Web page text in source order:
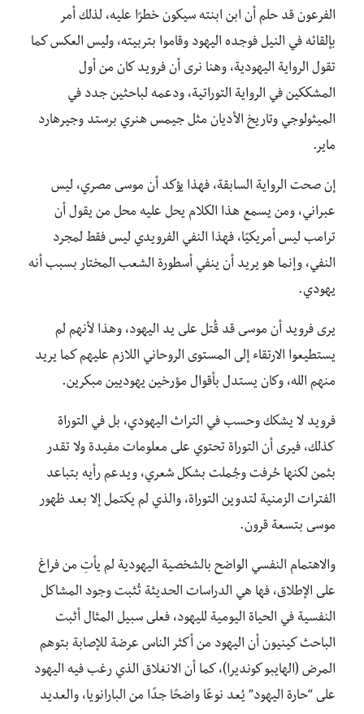
الفرعون قد حلم أن ابن ابنته سيكون خطرًا عليه، لذلك أمر
بإلقائه في النيل فوجده اليهود وقاموا بتربيته، وليس العكس كما
تقول الرواية اليهودية، وهنا نرى أن فرويد كان من أول
المشككين في الرواية التوراتية، ودعمه لباحثين جدد في
الميثولوجي وتاريخ الأديان مثل جيمس هنري برستد وجيرهارد
ماير.
إن صحت الرواية السابقة، فهذا يؤكد أن موسى مصري، ليس
عبراني، ومن يسمع هذا الكلام يحل عليه محل من يقول أن
ترامب ليس أمريكيًا، فهذا النفي الفرويدي ليس فقط لمجرد
النفي، وإنما هو يريد أن ينفي أسطورة الشعب المختار بسبب أنه
يهودي.
يرى فرويد أن موسى قد قُتل على يد اليهود، وهذا لأنهم لم
يستطيعوا الارتقاء إلى المستوى الروحاني اللازم عليهم كما يريد
منهم الله، وكان يستدل بأقوال مؤرخين يهوديين مبكرين.
فرويد لا يشكك وحسب في التراث اليهودي، بل في التوراة
كذلك، فيرى أن التوراة تحتوي على معلومات مفيدة ولا تقدر
بثمن لكنها حُرفت وجُملت بشكل شعري، ويدعم رأيه بتباعد
الفترات الزمنية لتدوين التوراة، والذي لم يكتمل إلا بعد ظهور
موسى بتسعة قرون.
والاهتمام النفسي الواضح بالشخصية اليهودية لم يأتِ من فراغ
على الإطلاق، فها هي الدراسات الحديثة تُثبت وجود المشاكل
النفسية في الحياة اليومية لليهود، فعلى سبيل المثال أثبت
الباحث كينيون أن اليهود من أكثر الناس عرضة للإصابة بتوهم
المرض (الهايبو كونديرا)، كما أن الانغلاق الذي رغب فيه اليهود
على “حارة اليهود” يُعد نوعًا واضحًا جدًا من البارانويا، والعديد